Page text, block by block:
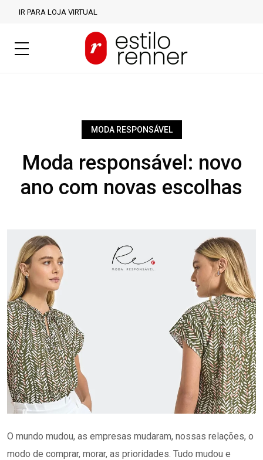
IR PARA LOJA VIRTUAL
MODA RESPONSÁVEL
Moda responsável: novo
ano com novas escolhas
O mundo mudou, as empresas mudaram, nossas relações, o
modo de comprar, morar, as prioridades. Tudo mudou e